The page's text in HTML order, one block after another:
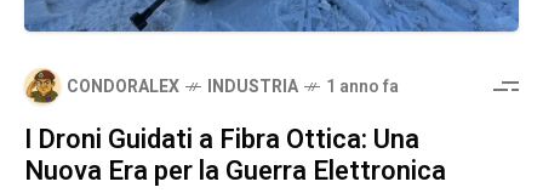
CONDORALEX INDUSTRIA 1 anno fa
I Droni Guidati a Fibra Ottica: Una
Nuova Era per la Guerra Elettronica